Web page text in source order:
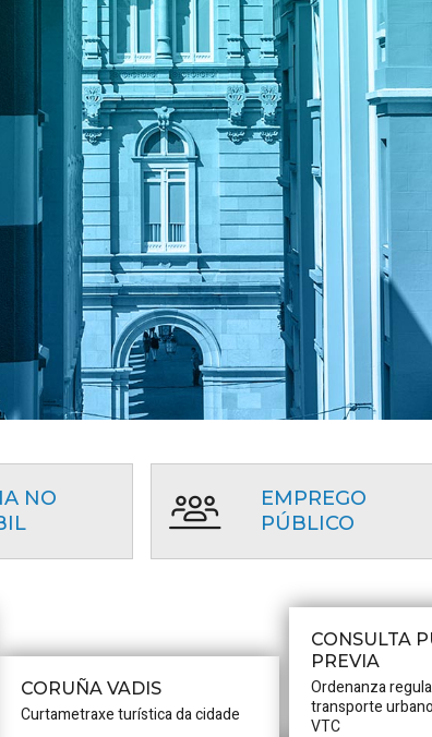
NO
EMPREGO
PÚBLICO
CORUÑA VADIS
Curtametraxe turística da cidade
CONSULTA
PREVIA
Ordenanza
transporte
VTC